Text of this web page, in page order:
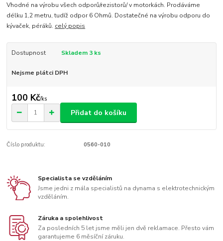
Vhodné na výrobu všech odporů/rezistorů/ v motorkách. Prodáváme
délku 1,2 metru, tudíž odpor 6 Ohmů. Dostatečné na výrobu odporu do
kývaček, péráků. celý popis
Dostupnost Skladem 3 ks
Nejsme plátci DPH
100 Kč/ks
Přidat do košíku
Číslo produktu: 0560-010
Specialista se vzděláním
Jsme jedni z mála specialistů na dynama s elektrotechnickým
vzděláním.
Záruka a spolehlivost
Za posledních 5 let jsme měli jen dvě reklamace. Přesto vám
garantujeme 6 měsíční záruku.